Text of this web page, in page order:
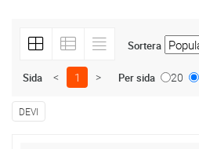
Sortera
Sida < 1 > Per sida 20
DEVI